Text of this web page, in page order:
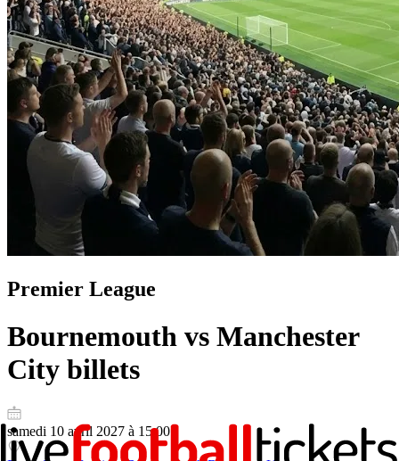
Premier League
Bournemouth vs Manchester
City billets
samedi 10 avril 2027 à 15:00